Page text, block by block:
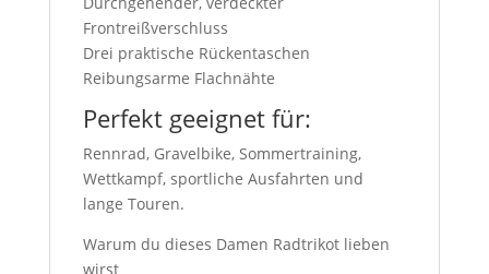
Frontreißverschluss
Drei praktische Rückentaschen
Reibungsarme Flachnähte
Perfekt geeignet für:
Rennrad, Gravelbike, Sommertraining,
Wettkampf, sportliche Ausfahrten und
lange Touren.
Warum du dieses Damen Radtrikot lieben
wirst